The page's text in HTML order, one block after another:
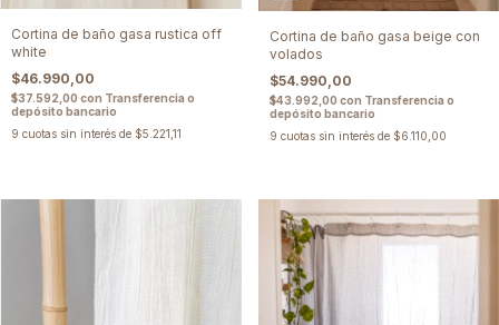
Cortina de baño gasa rustica off
white
$46.990,00
$37.592,00 con Transferencia o
depósito bancario
9 cuotas sin interés de $5.221,11
Cortina de baño gasa beige con
volados
$54.990,00
$43.992,00 con Transferencia o
depósito bancario
9 cuotas sin interés de $6.110,00